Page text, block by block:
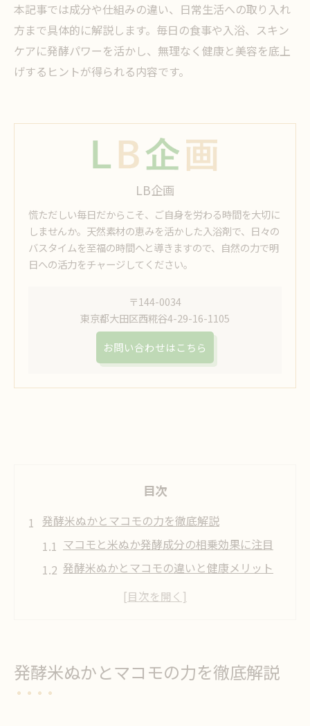
本記事では成分や仕組みの違い、日常生活への取り入れ
方まで具体的に解説します。毎日の食事や入浴、スキン
ケアに発酵パワーを活かし、無理なく健康と美容を底上
げするヒントが得られる内容です。
LB企画
慌ただしい毎日だからこそ、ご自身を労わる時間を大切に
しませんか。天然素材の恵みを活かした入浴剤で、日々の
バスタイムを至福の時間へと導きますので、自然の力で明
日への活力をチャージしてください。
〒144-0034
東京都大田区西糀谷4-29-16-1105
お問い合わせはこちら
目次
発酵米ぬかとマコモの力を徹底解説
マコモと米ぬか発酵成分の相乗効果に注目
発酵米ぬかとマコモの違いと健康メリット
マコモ入り酵素ぬかがもたらす美容作用と
発酵米ぬかとマコモの組み合わせメリット
発酵米ぬかとマコモの力を徹底解説